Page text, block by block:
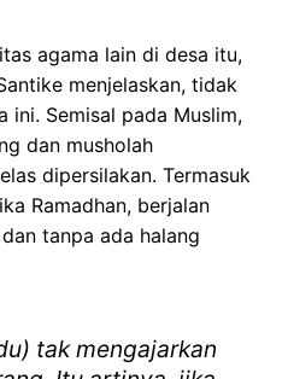
agama lain di desa itu,
menjelaskan, tidak
ini. Semisal pada Muslim,
dan musholah
dipersilakan. Termasuk
Ramadhan, berjalan
tanpa ada halang
tak mengajarkan